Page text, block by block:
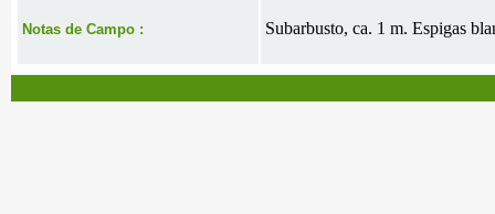
Notas de Campo : Subarbusto, ca. 1 m. Espigas